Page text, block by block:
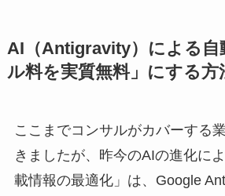
AI（Antigravity）による自
ル料を実質無料」にする方
ここまでコンサルがカバーする
きましたが、昨今のAIの進化に
載情報の最適化」は、Google